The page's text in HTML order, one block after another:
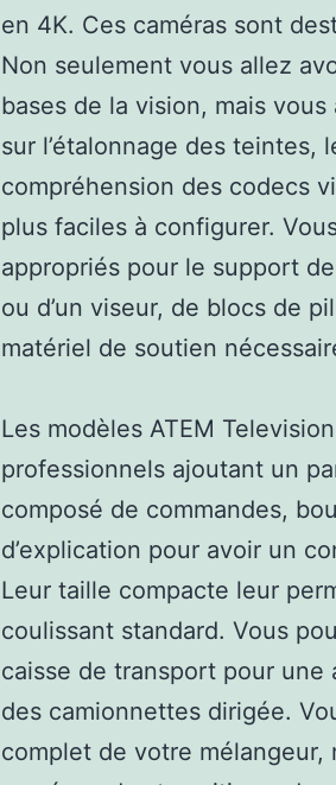
en 4K. Ces caméras sont
Non seulement vous allez
bases de la vision, mais
sur l’étalonnage des teintes,
compréhension des codecs
plus faciles à configurer.
appropriés pour le support
ou d’un viseur, de blocs de
matériel de soutien
Les modèles ATEM
professionnels ajoutant un
composé de commandes,
d’explication pour avoir un
Leur taille compacte leur
coulissant standard. Vous
caisse de transport pour
des camionnettes dirigée.
complet de votre mélangeur,